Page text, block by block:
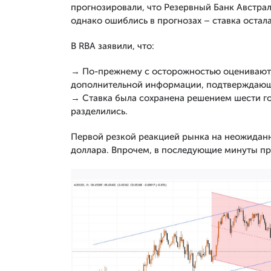
прогнозировали, что Резервный Банк
однако ошиблись в прогнозах – ставка
В RBA заявили, что:
→ По-прежнему с осторожностью
дополнительной информации,
→ Ставка была сохранена решением шести
разделились.
Первой резкой реакцией рынка на
доллара. Впрочем, в последующие минуты